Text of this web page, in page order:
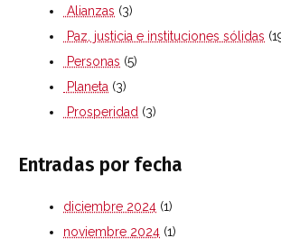
Alianzas (3)
Paz, justicia e instituciones sólidas
Personas (5)
Planeta (3)
Prosperidad (3)
Entradas por fecha
diciembre 2024 (1)
noviembre 2024 (1)